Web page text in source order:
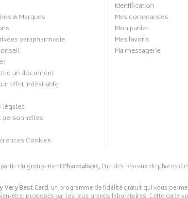
& Marques
parapharmacie
un document
effet indésirable
légales
personnelles
Cookies
Identification
Mes commandes
Mon panier
Mes favoris
Ma messagerie
du groupementPharmabest, l’un des réseaux de
Very Best Card, un programme de fidélité gratuit qui vous